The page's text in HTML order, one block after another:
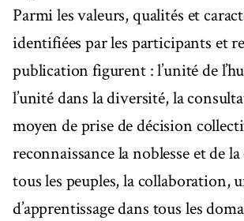
Parmi les valeurs, qualités et
identifiées par les participants et
publication figurent : l’unité de
l’unité dans la diversité, la
moyen de prise de décision
reconnaissance la noblesse et de
tous les peuples, la collaboration,
d’apprentissage dans tous les